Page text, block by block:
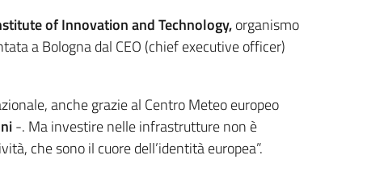
of Innovation and Technology,organismo
a Bologna dal CEO (chief executive officer)
anche grazie al Centro Meteo europeo
-. Ma investire nelle infrastrutture non è
che sono il cuore dell’identità europea”.